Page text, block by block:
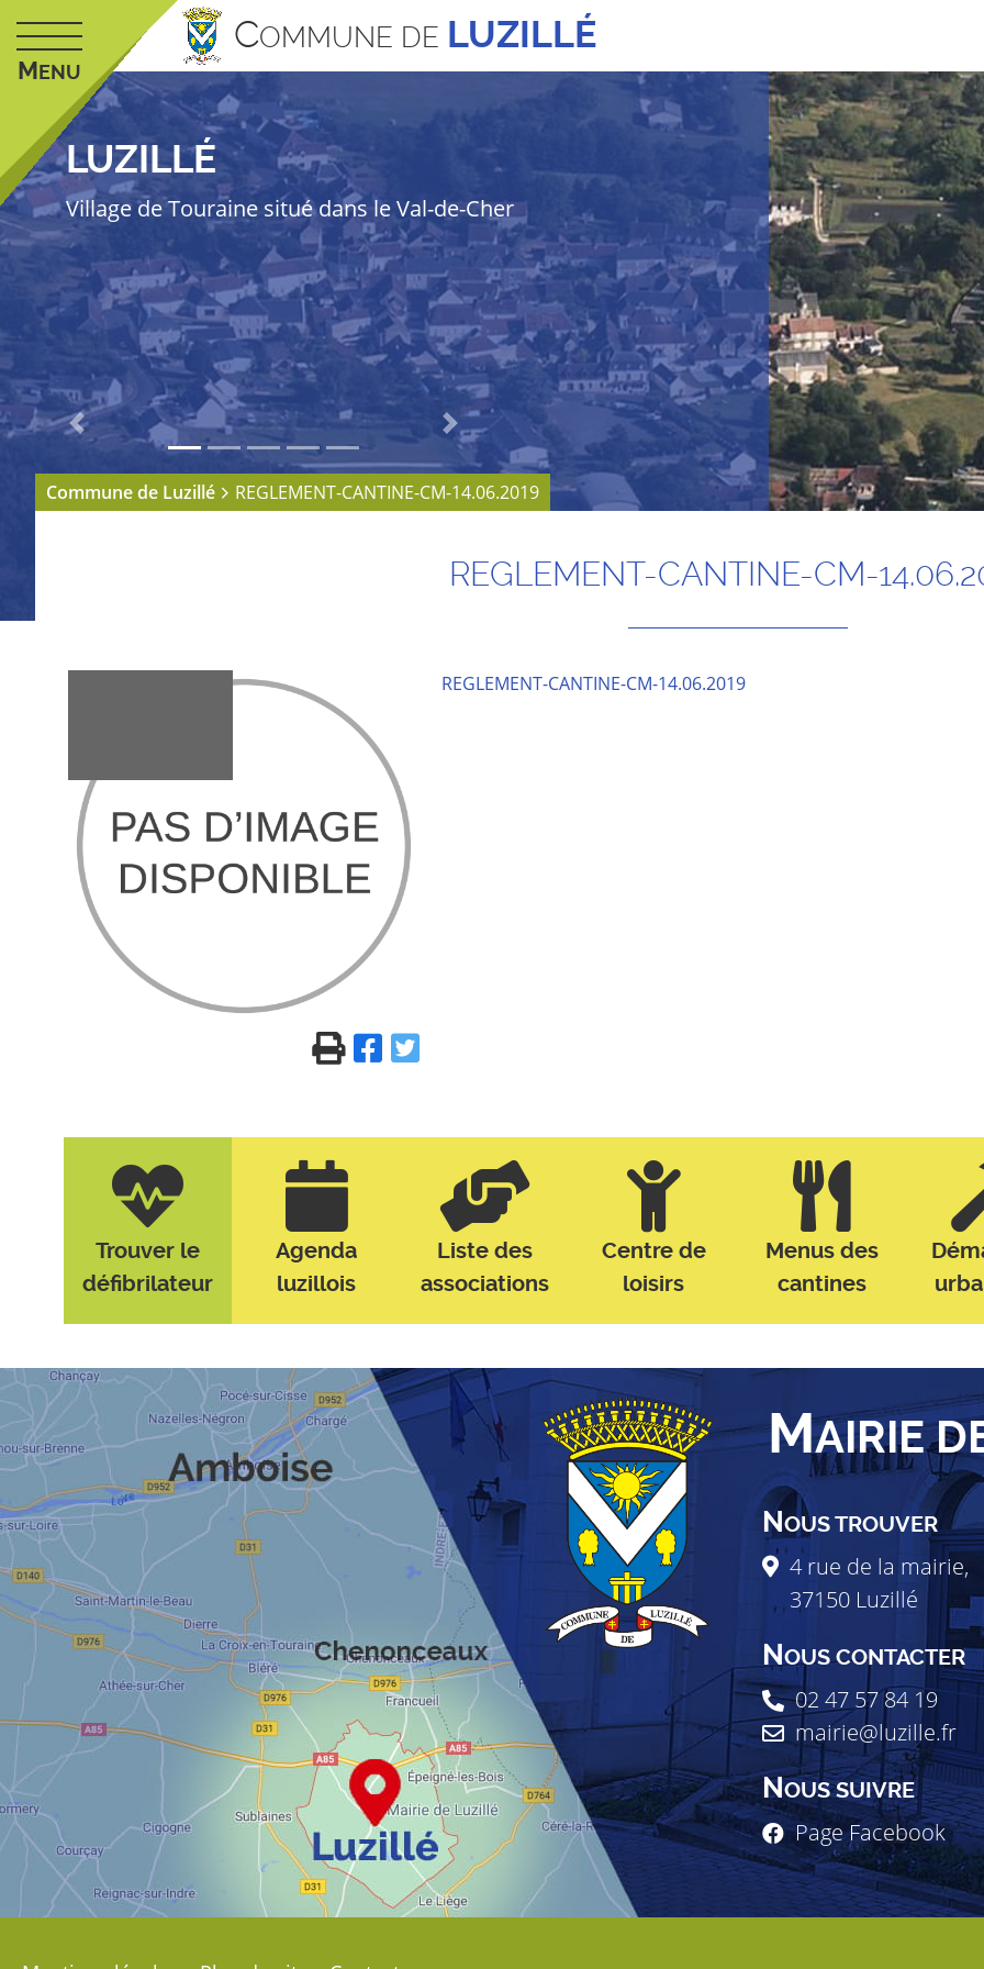
MENU
COMMUNE DE LUZILLÉ
LUZILLÉ
Village de Touraine situé dans le Val-de-Cher
Previous Next
Commune de Luzillé REGLEMENT-CANTINE-CM-14.06.2019
REGLEMENT-CANTINE-CM-
REGLEMENT-CANTINE-CM-14.06.2019
Trouver le
défibrilateur
Agenda
luzillois
Liste des
associations
Centre de
loisirs
Menus des
cantines
MAIRIE
NOUS TROUVER
4 rue de la mairie,
37150 Luzillé
NOUS CONTACTER
02 47 57 84 19
mairie@luzille.fr
NOUS SUIVRE
Page Facebook